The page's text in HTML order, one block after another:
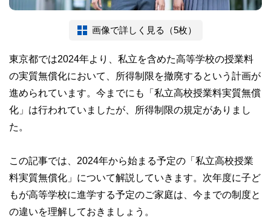
画像で詳しく見る（5枚）
東京都では2024年より、私立を含めた高等学校の授業料
の実質無償化において、所得制限を撤廃するという計画が
進められています。今までにも「私立高校授業料実質無償
化」は行われていましたが、所得制限の規定がありまし
た。
この記事では、2024年から始まる予定の「私立高校授業
料実質無償化」について解説していきます。次年度に子ど
もが高等学校に進学する予定のご家庭は、今までの制度と
の違いを理解しておきましょう。